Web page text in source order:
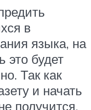
в
языка, на
это будет
Так как
и начать
получится.